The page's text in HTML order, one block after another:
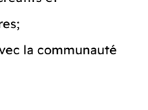
la communauté